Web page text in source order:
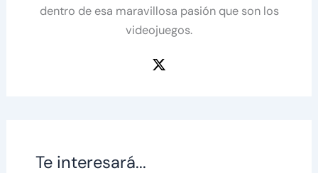
dentro de esa maravillosa pasión que son los
videojuegos.
Te interesará...